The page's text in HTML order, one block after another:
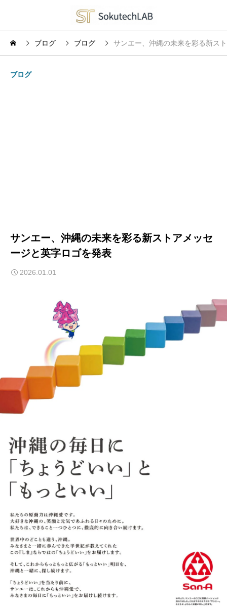
ブログ ブログ サンエー、沖縄の未来を彩る新ス
ブログ
サンエー、沖縄の未来を彩る新ストアメッセ
ージと英字ロゴを発表
2026.01.01